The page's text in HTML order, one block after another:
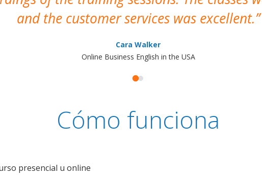
and the customer services was excellent.
Cara Walker
Online Business English in the USA
Cómo funciona
presencial u online